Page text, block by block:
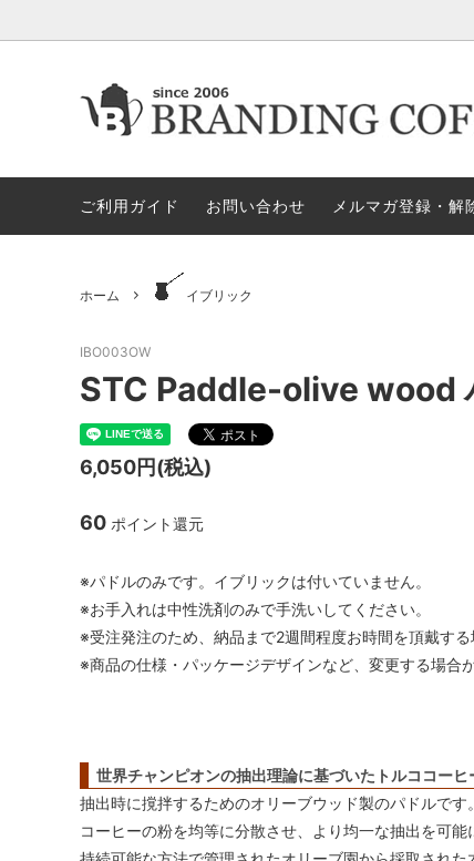
電動ミル
モカ＝マキネッタ
ドリッパー＆サーバー（その他）
ペーパーホルダー
ドリッパー＆サーバー（HARIO ハ
アウトドア
スケール・サーモメーター・温度計
セット商品 ハ
GLOCAL STANDARD PRODUCTS
ご利用ガイド お問い合わせ メルマガ登録・解
ホーム イブリック
IBO003OW
STC Paddle-olive wood
6,050円(税込)
60 ポイント還元
※パドルのみです。イブリックは付いていません。
※お手入れは中性洗剤のみで手洗いしてください。
※受注発注のため、納品まで2週間程度お時間を頂戴する
※商品の仕様・パッケージデザインなど、変更する場合
世界チャンピオンの抽出理論に基づいたトルココーヒ
抽出時に撹拌するためのオリーブウッド製のパドルです。
コーヒーの粉を均等に分散させ、より均一な抽出を可能